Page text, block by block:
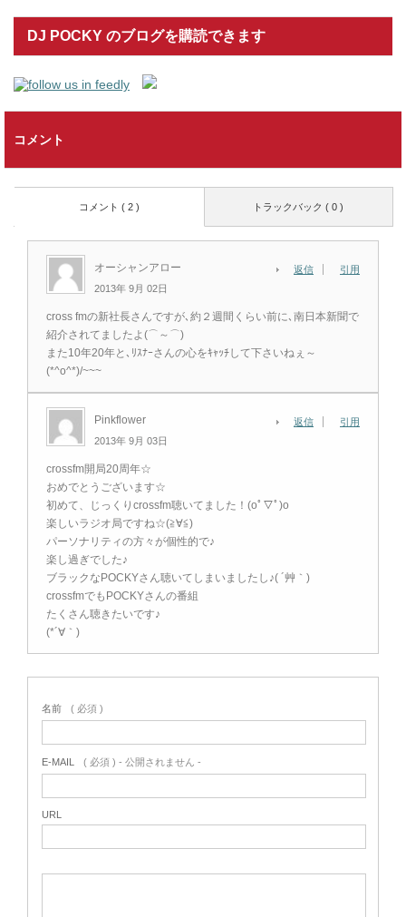
DJ POCKY のブログを購読できます
コメント
トラックバック ( 0 )
コメント ( 2 )
オーシャンアロー
2013年 9月 02日
返信 引用
cross fmの新社長さんですが､約２週間くらい前に､南日本新聞で
紹介されてましたよ(⌒～⌒)
また10年20年と､ﾘｽﾅｰさんの心をｷｬｯﾁして下さいねぇ～
(*^o^*)/~~~
Pinkflower
2013年 9月 03日
返信 引用
crossfm開局20周年☆
おめでとうございます☆
初めて、じっくりcrossfm聴いてました！(oﾟ▽ﾟ)o
楽しいラジオ局ですね☆(≧∀≦)
パーソナリティの方々が個性的で♪
楽し過ぎでした♪
ブラックなPOCKYさん聴いてしまいましたし♪( ´艸｀)
crossfmでもPOCKYさんの番組
たくさん聴きたいです♪
(*´∀｀)
名前 ( 必須 )
E-MAIL ( 必須 ) - 公開されません -
URL